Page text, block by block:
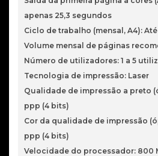
apenas 25,3 segundos
Ciclo de trabalho (mensal, A4):
Volume mensal de páginas
Número de utilizadores: 1 a 5
Tecnologia de impressão: Laser
Qualidade de impressão a preto
ppp (4 bits)
Cor da qualidade de impressão
ppp (4 bits)
Velocidade do processador: 800